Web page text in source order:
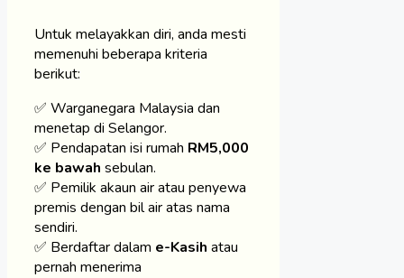
Untuk melayakkan diri, anda mesti
memenuhi beberapa kriteria
berikut:
✅ Warganegara Malaysia dan
menetap di Selangor.
✅ Pendapatan isi rumah RM5,000
ke bawah sebulan.
✅ Pemilik akaun air atau penyewa
premis dengan bil air atas nama
sendiri.
✅ Berdaftar dalam e-Kasih atau
pernah menerima